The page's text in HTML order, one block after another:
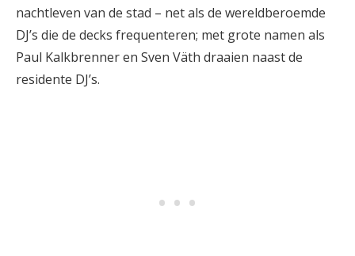
nachtleven van de stad – net als de wereldberoemde
DJ’s die de decks frequenteren; met grote namen als
Paul Kalkbrenner en Sven Väth draaien naast de
residente DJ’s.